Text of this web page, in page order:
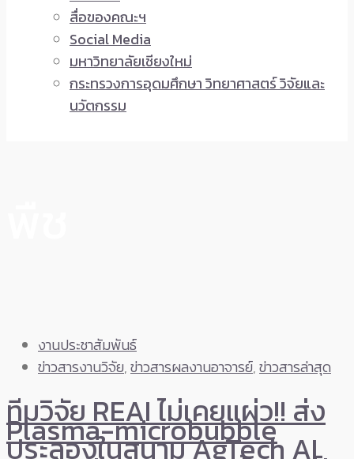
สื่อของคณะฯ
Social Media
มหาวิทยาลัยเชียงใหม่
กระทรวงการอุดมศึกษา วิทยาศาสตร์ วิจัยและ
นวัตกรรม
งานประชาสัมพันธ์
ข่าวสารงานวิจัย,ข่าวสารผลงานอาจารย์,ข่าวสารล่าสุด
ทีมวิจัย REAI ไม่เคยแผ่ว!! ส่ง
Plasma-microbubble
ประลองในสนาม AgTech AI